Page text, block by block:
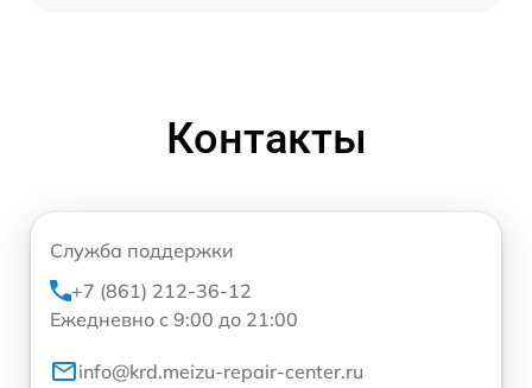
Контакты
Служба поддержки
+7 (861) 212-36-12
Ежедневно с 9:00 до 21:00
info@krd.meizu-repair-center.ru